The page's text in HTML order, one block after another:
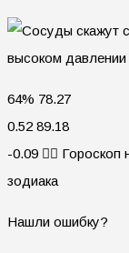
64% 78.27
0.52 89.18
-0.09 🧙‍♀
зодиака
Нашли ошибку?